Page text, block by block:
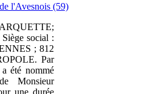
l'Avesnois (59)
social :
; 812
Par
été nommé
Monsieur
une durée